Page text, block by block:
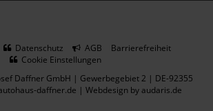
Datenschutz AGB
Barrierefreiheit
Cookie Einstellungen
Daffner GmbH | Gewerbegebiet 2 | DE-92355
daffner.de | Webdesign by audaris.de